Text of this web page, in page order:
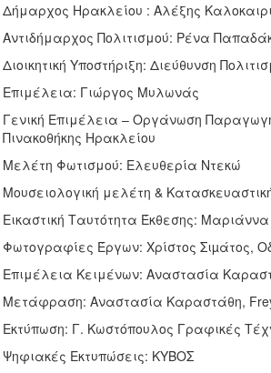
Δήμαρχος Ηρακλείου : Αλέξης
Αντιδήμαρχος Πολιτισμού: Ρένα
Διοικητική Υποστήριξη: Διεύθυνση
Επιμέλεια: Γιώργος Μυλωνάς
Γενική Επιμέλεια – Οργάνωση
Πινακοθήκης Ηρακλείου
Μελέτη Φωτισμού: Ελευθερία Ντεκώ
Μουσειολογική μελέτη &
Εικαστική Ταυτότητα Έκθεσης: Μαριάννα
Φωτογραφίες Έργων: Χρίστος Σιµάτος,
Επιμέλεια Κειμένων: Αναστασία
Μετάφραση: Αναστασία Καραστάθη,
Εκτύπωση: Γ. Κωστόπουλος Γραφικές
Ψηφιακές Εκτυπώσεις: ΚΥΒΟΣ